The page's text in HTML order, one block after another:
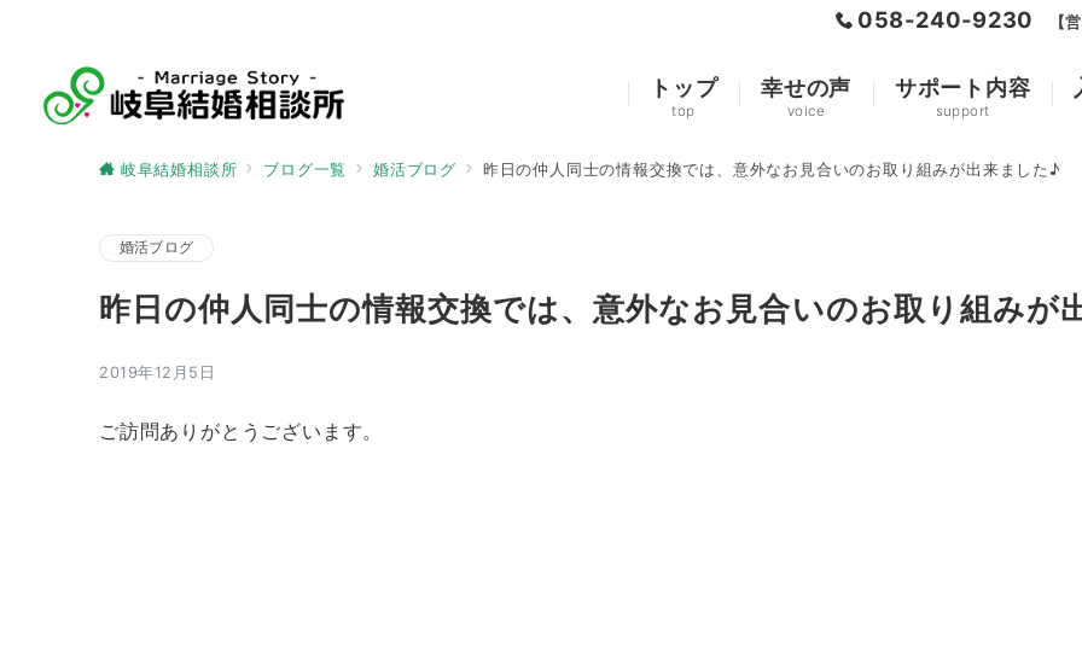
058-240-9230 【
トップ
top
幸せの声
voice
サポート内容
support
岐阜結婚相談所 ブログ一覧 婚活ブログ 昨日の仲人同士の情報交換では、意外なお見合いのお取り組みが出来ました♪
婚活ブログ
昨日の仲人同士の情報交換では、意外なお見合いのお取り組みが
2019年12月5日
ご訪問ありがとうございます。